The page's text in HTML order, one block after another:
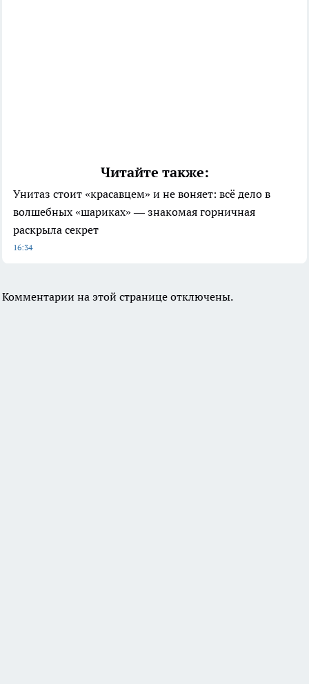
Читайте также:
Унитаз стоит «красавцем» и не воняет: всё дело в
волшебных «шариках» — знакомая горничная
раскрыла секрет
16:34
Комментарии на этой странице отключены.